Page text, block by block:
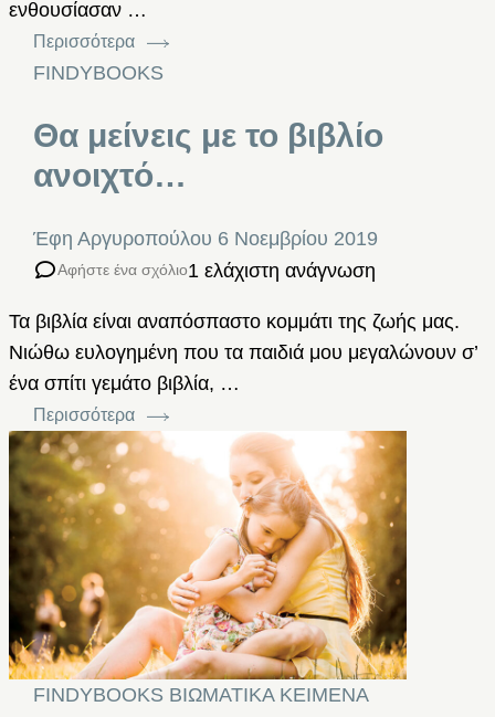
ενθουσίασαν …
Περισσότερα
FINDYBOOKS
Θα μείνεις με το βιβλίο
ανοιχτό…
Έφη Αργυροπούλου 6 Νοεμβρίου 2019
Αφήστε ένα σχόλιο1 ελάχιστη ανάγνωση
Τα βιβλία είναι αναπόσπαστο κομμάτι της ζωής μας.
Νιώθω ευλογημένη που τα παιδιά μου μεγαλώνουν σ’
ένα σπίτι γεμάτο βιβλία, …
Περισσότερα
FINDYBOOKS ΒΙΩΜΑΤΙΚΑ ΚΕΙΜΕΝΑ